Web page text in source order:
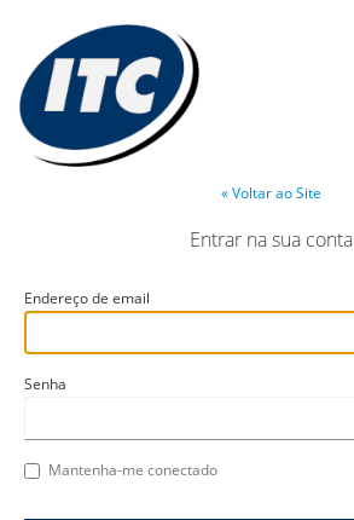
« Voltar ao Site
Entrar na sua conta
Endereço de email
Senha
Mantenha-me conectado